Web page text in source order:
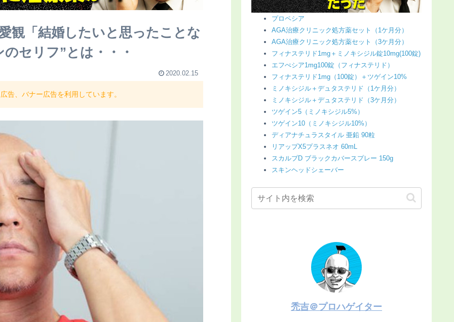
観「結婚したいと思ったことな
セリフ”とは・・・
2020.02.15
告、バナー広告を利用しています。
プロペシア
AGA治療クリニック処方薬セット（1ケ月分）
AGA治療クリニック処方薬セット（3ケ月分）
フィナステリド1mg＋ミノキシジル錠10mg(100錠)
エフぺシア1mg100錠（フィナステリド）
フィナステリド1mg（100錠）＋ツゲイン10%
ミノキシジル＋デュタステリド（1ケ月分）
ミノキシジル＋デュタステリド（3ケ月分）
ツゲイン5（ミノキシジル5%）
ツゲイン10（ミノキシジル10%）
ディアナチュラスタイル 亜鉛 90粒
リアップX5プラスネオ 60mL
スカルプD ブラックカバースプレー 150g
スキンヘッドシェーバー
禿吉＠プロハゲイター